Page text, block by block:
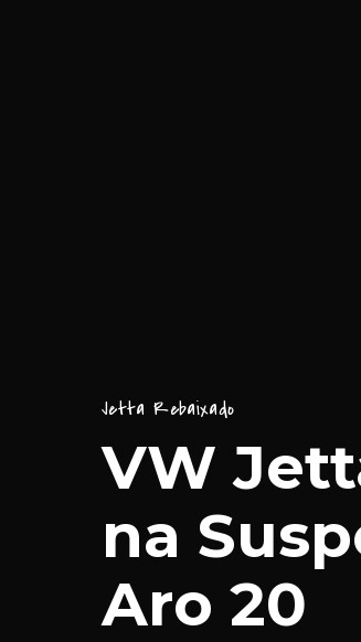
Jetta Rebaixado
VW
na
Aro 20